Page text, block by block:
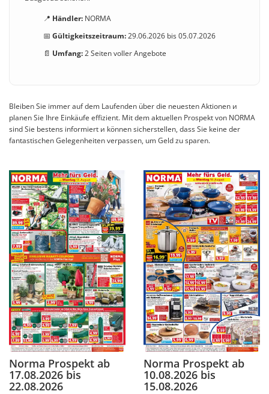
📍 Händler:NORMA
📅 Gültigkeitszeitraum:29.06.2026 bis 05.07.2026
📄 Umfang:2 Seiten voller Angebote
Bleiben Sie immer auf dem Laufenden über die neuesten Aktionen и
planen Sie Ihre Einkäufe effizient. Mit dem aktuellen Prospekt von NORMA
sind Sie bestens informiert и können sicherstellen, dass Sie keine der
fantastischen Gelegenheiten verpassen, um Geld zu sparen.
Norma Prospekt ab
17.08.2026 bis
22.08.2026
Norma Prospekt ab
10.08.2026 bis
15.08.2026